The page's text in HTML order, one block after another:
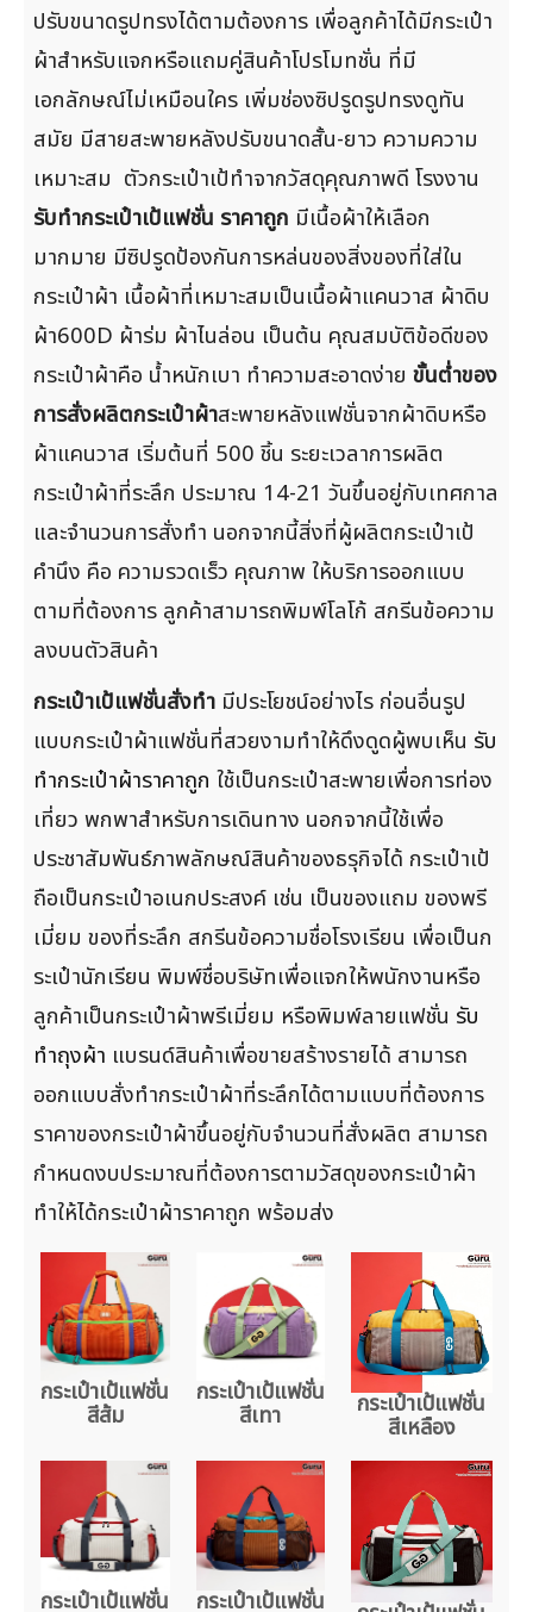
ปรับขนาดรูปทรงได้ตามต้องการ เพื่อลูกค้าได้มีกระเป๋า
ผ้าสำหรับแจกหรือแถมคู่สินค้าโปรโมทชั่น ที่มี
เอกลักษณ์ไม่เหมือนใคร เพิ่มช่องซิปรูดรูปทรงดูทัน
สมัย มีสายสะพายหลังปรับขนาดสั้น-ยาว ความความ
เหมาะสม ตัวกระเป๋าเป้ทำจากวัสดุคุณภาพดี โรงงาน
รับทำกระเป๋าเป้แฟชั่น ราคาถูก มีเนื้อผ้าให้เลือก
มากมาย มีซิปรูดป้องกันการหล่นของสิ่งของที่ใส่ใน
กระเป๋าผ้า เนื้อผ้าที่เหมาะสมเป็นเนื้อผ้าแคนวาส ผ้าดิบ
ผ้า600D ผ้าร่ม ผ้าไนล่อน เป็นต้น คุณสมบัติข้อดีของ
กระเป๋าผ้าคือ น้ำหนักเบา ทำความสะอาดง่าย ขั้นต่ำของ
การสั่งผลิตกระเป๋าผ้าสะพายหลังแฟชั่นจากผ้าดิบหรือ
ผ้าแคนวาส เริ่มต้นที่ 500 ชิ้น ระยะเวลาการผลิต
กระเป๋าผ้าที่ระลึก ประมาณ 14-21 วันขึ้นอยู่กับเทศกาล
และจำนวนการสั่งทำ นอกจากนี้สิ่งที่ผู้ผลิตกระเป๋าเป้
คำนึง คือ ความรวดเร็ว คุณภาพ ให้บริการออกแบบ
ตามที่ต้องการ ลูกค้าสามารถพิมพ์โลโก้ สกรีนข้อความ
ลงบนตัวสินค้า
กระเป๋าเป้แฟชั่นสั่งทำ มีประโยชน์อย่างไร ก่อนอื่นรูป
แบบกระเป๋าผ้าแฟชั่นที่สวยงามทำให้ดึงดูดผู้พบเห็น รับ
ทำกระเป๋าผ้าราคาถูก ใช้เป็นกระเป๋าสะพายเพื่อการท่อง
เที่ยว พกพาสำหรับการเดินทาง นอกจากนี้ใช้เพื่อ
ประชาสัมพันธ์ภาพลักษณ์สินค้าของธรุกิจได้ กระเป๋าเป้
ถือเป็นกระเป๋าอเนกประสงค์ เช่น เป็นของแถม ของพรี
เมี่ยม ของที่ระลึก สกรีนข้อความชื่อโรงเรียน เพื่อเป็นก
ระเป๋านักเรียน พิมพ์ชื่อบริษัทเพื่อแจกให้พนักงานหรือ
ลูกค้าเป็นกระเป๋าผ้าพรีเมี่ยม หรือพิมพ์ลายแฟชั่น รับ
ทำถุงผ้า แบรนด์สินค้าเพื่อขายสร้างรายได้ สามารถ
ออกแบบสั่งทำกระเป๋าผ้าที่ระลึกได้ตามแบบที่ต้องการ
ราคาของกระเป๋าผ้าขึ้นอยู่กับจำนวนที่สั่งผลิต สามารถ
กำหนดงบประมาณที่ต้องการตามวัสดุของกระเป๋าผ้า
ทำให้ได้กระเป๋าผ้าราคาถูก พร้อมส่ง
กระเป๋าเป้แฟชั่น
สีส้ม
กระเป๋าเป้แฟชั่น
สีเทา กระเป๋าเป้แฟชั่น
สีเหลือง
กระเป๋าเป้แฟชั่น กระเป๋าเป้แฟชั่น